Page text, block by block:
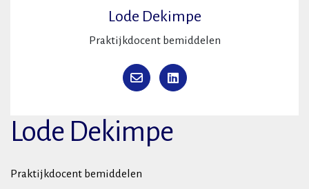
Lode Dekimpe
Praktijkdocent bemiddelen
Lode Dekimpe
Praktijkdocent bemiddelen